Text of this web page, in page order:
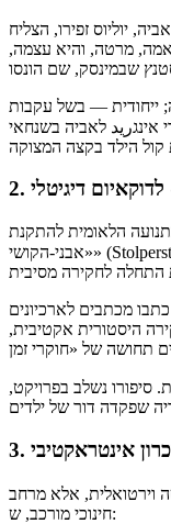
אביה, יוליוס זפירו, הצליח
מרטה, והיא עצמה,
ייחודית — בשל עקבות
אינגريد לאביה בשנחאי
דיגיטלי
בתנועה הלאומית להתקנת
«אבני-הקושי» (Stolpersteine), התחילו לחקור את התשובות של ילדי היהודים באזורם. הם גילו את ההיסטוריה של אינגريد. האבן
מכתבים לארכיונים
היסטורית אקטיבית,
סיפורו נשלב בפרויקט,
אינטראקטיבי
זפירו ותקופתה» ב-2004. זה לא רק אנדרטה וירטואלית, אלא מרחב
חינוכי מורכב, ש: